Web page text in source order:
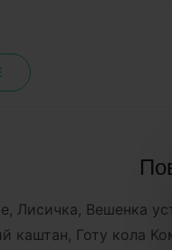
Лисичка, Вешенка
каштан, Готу кола